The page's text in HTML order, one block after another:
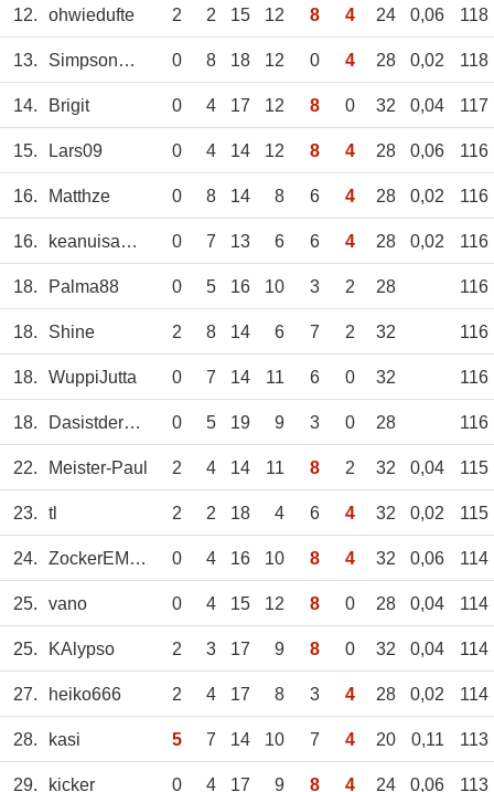
12. ohwiedufte 2 2 15 12 8 4 24 0,06 118
13. SimpsonHomerJ 0 8 18 12 0 4 28 0,02 118
14. Brigit 0 4 17 12 8 0 32 0,04 117
15. Lars09 0 4 14 12 8 4 28 0,06 116
16. Matthze 0 8 14 8 6 4 28 0,02 116
16. keanuisawesome 0 7 13 6 6 4 28 0,02 116
18. Palma88 0 5 16 10 3 2 28 116
18. Shine 2 8 14 6 7 2 32 116
18. WuppiJutta 0 7 14 11 6 0 32 116
18. DasistderWegg 0 5 19 9 3 0 28 116
22. Meister-Paul 2 4 14 11 8 2 32 0,04 115
23. tl 2 2 18 4 6 4 32 0,02 115
24. ZockerEM2024 0 4 16 10 8 4 32 0,06 114
25. vano 0 4 15 12 8 0 28 0,04 114
25. KAlypso 2 3 17 9 8 0 32 0,04 114
27. heiko666 2 4 17 8 3 4 28 0,02 114
28. kasi 5 7 14 10 7 4 20 0,11 113
29. kicker 0 4 17 9 8 4 24 0,06 113